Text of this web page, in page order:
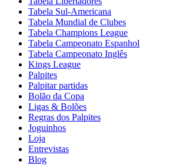
Tabela Sul-Americana
Tabela Mundial de Clubes
Tabela Champions League
Tabela Campeonato Espanhol
Tabela Campeonato Inglês
Kings League
Palpites
Palpitar partidas
Bolão da Copa
Ligas & Bolões
Regras dos Palpites
Joguinhos
Loja
Entrevistas
Blog